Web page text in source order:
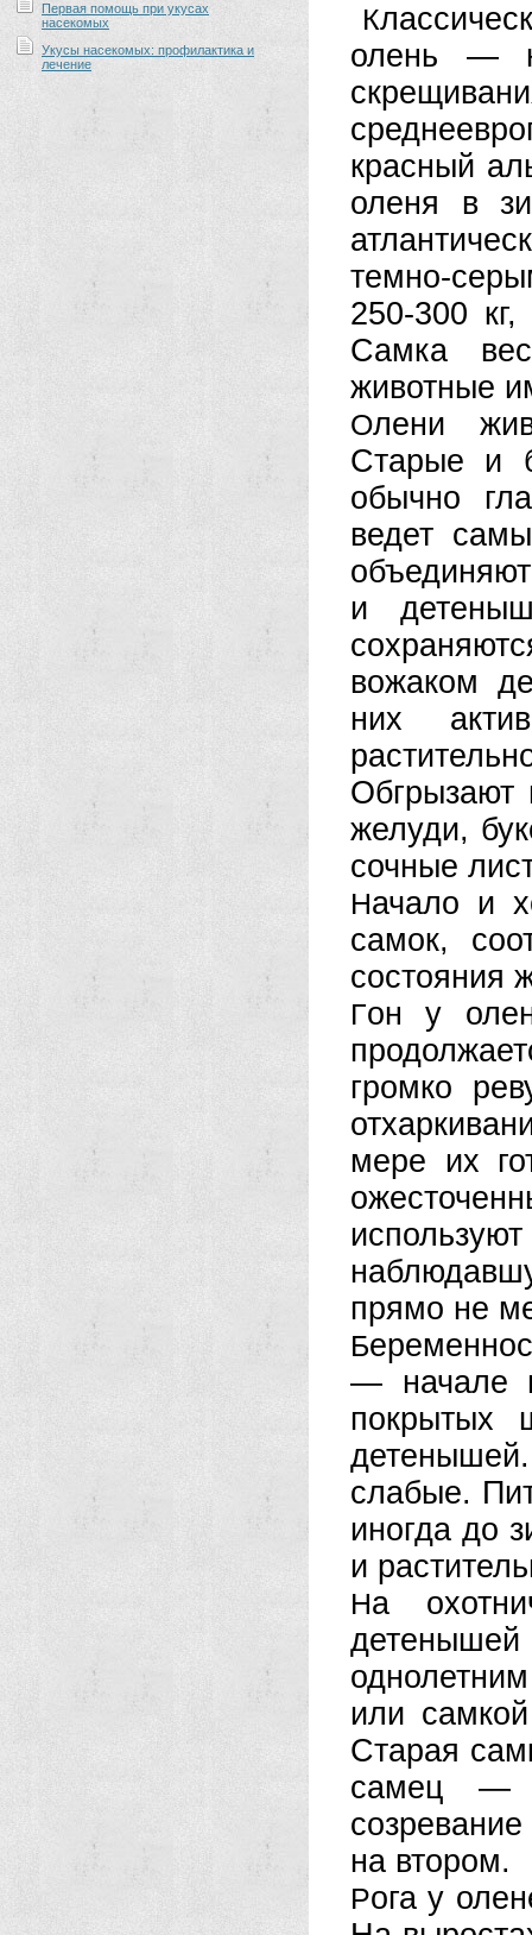
Первая помощь при укусах
насекомых
Укусы насекомых: профилактика и
лечение
К
олень —
красный
оленя в
темно-
250-300
Самка
животные
Олени
Старые и
обычно
ведет
и
вожаком
них
Обгрызают
желуди,
сочные
Начало и
самок,
состояния
Гон у
громко
мере их
прямо не
Б
— начале
покрытых
слабые.
иногда до
и
На
или
Старая
самец —
на втором.
Рога у